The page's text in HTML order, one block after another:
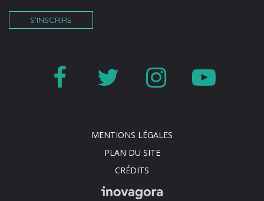
S’INSCRIRE
Lien
le
compte
Facebook
Lien
le
compte
Twitter
Lien
le
compte
MENTIONS LÉGALES
PLAN DU SITE
CRÉDITS